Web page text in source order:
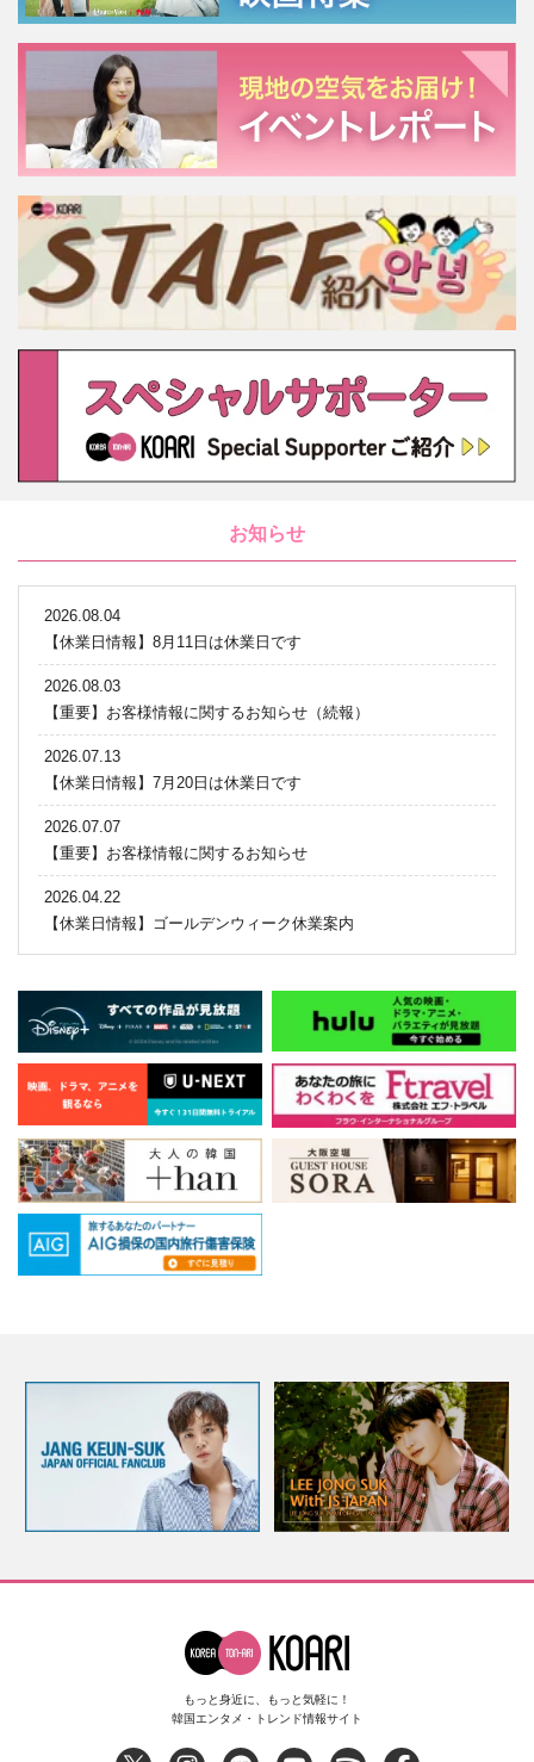
お知らせ
2026.08.04
【休業日情報】8月11日は休業日です
2026.08.03
【重要】お客様情報に関するお知らせ（続報）
2026.07.13
【休業日情報】7月20日は休業日です
2026.07.07
【重要】お客様情報に関するお知らせ
2026.04.22
【休業日情報】ゴールデンウィーク休業案内
もっと身近に、もっと気軽に！
韓国エンタメ・トレンド情報サイト